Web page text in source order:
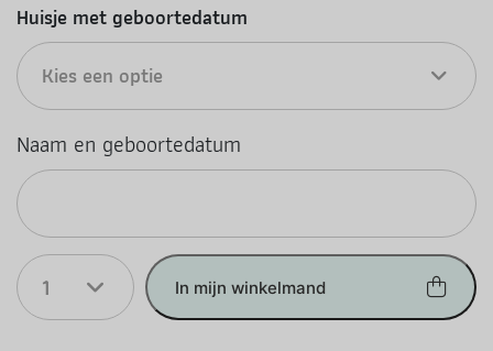
Huisje met geboortedatum
Kies een optie
Naam en geboortedatum
1 In mijn winkelmand